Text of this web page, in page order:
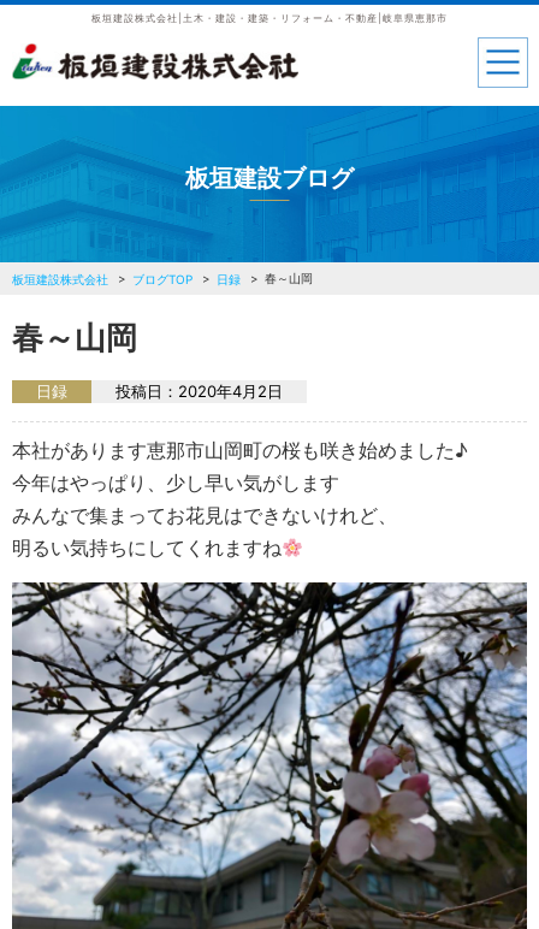
板垣建設株式会社|土木・建設・建築・リフォーム・不動産|岐阜県恵那市
板垣建設ブログ
板垣建設株式会社 ブログTOP 日録 春～山岡
春～山岡
日録 投稿日： 2020年4月2日
本社があります恵那市山岡町の桜も咲き始めました♪
今年はやっぱり、少し早い気がします
みんなで集まってお花見はできないけれど、
明るい気持ちにしてくれますね